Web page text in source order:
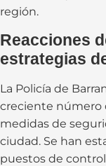
región.
Reacciones
estrategias
La Policía de
creciente número
medidas de
ciudad. Se han
puestos de